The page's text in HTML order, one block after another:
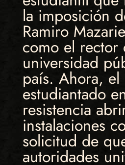
la imposición
Ramiro
como el rector
universidad
país. Ahora, el
estudiantado
resistencia
instalaciones
solicitud de
autoridades